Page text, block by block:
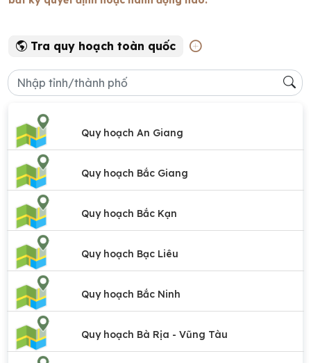
Tra quy hoạch toàn quốc
Quy hoạch An Giang
Quy hoạch Bắc Giang
Quy hoạch Bắc Kạn
Quy hoạch Bạc Liêu
Quy hoạch Bắc Ninh
Quy hoạch Bà Rịa - Vũng Tàu